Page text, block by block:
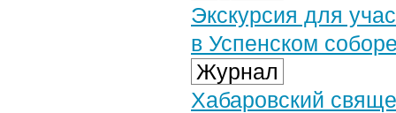
Экскурсия для
в Успенском
Журнал
Хабаровский